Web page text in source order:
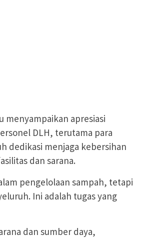
menyampaikan apresiasi
DLH, terutama para
dedikasi menjaga kebersihan
dan sarana.
pengelolaan sampah, tetapi
Ini adalah tugas yang
dan sumber daya,